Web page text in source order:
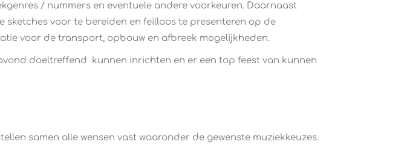
/ nummers en eventuele andere voorkeuren. Daarnaast
voor te bereiden en feilloos te presenteren op de
voor de transport, opbouw en afbreek mogelijkheden.
doeltreffend kunnen inrichten en er een top feest van kunnen
samen alle wensen vast waaronder de gewenste muziekkeuzes.